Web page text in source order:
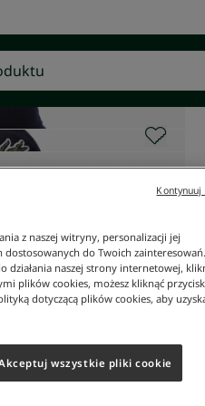
400 zł!
z naszej witryny, personalizacji jej
do Twoich zainteresowań.
działania naszej strony internetowej,
plików cookies, możesz kliknąć przycisk
dotyczącą plików cookies, aby
wszystkie pliki cookie
Kontynuuj